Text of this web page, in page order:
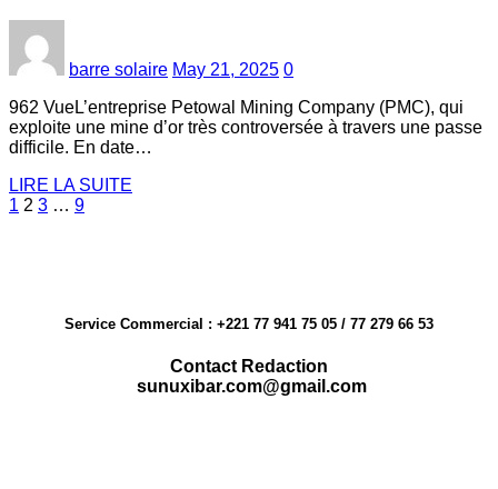
barre solaire May 21, 2025 0
962 VueL’entreprise Petowal Mining Company (PMC), qui
exploite une mine d’or très controversée à travers une passe
difficile. En date…
LIRE LA SUITE
Posts
1 2 3 … 9
Service Commercial : +221 77 941 75 05 / 77 279 66 53
Contact Redaction
sunuxibar.com@gmail.com